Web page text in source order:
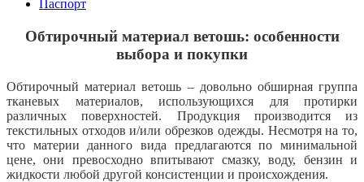
Паспорт
Обтирочный материал ветошь: особенности
выбора и покупки
Обтирочный материал ветошь – довольно обширная группа
тканевых материалов, использующихся для протирки
различных поверхностей. Продукция производится из
текстильных отходов и/или обрезков одежды. Несмотря на то,
что материи данного вида предлагаются по минимальной
цене, они превосходно впитывают смазку, воду, бензин и
жидкости любой другой консистенции и происхождения.